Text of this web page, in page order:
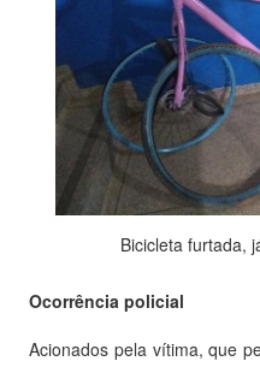
Bicicleta furtada,
Ocorrência policial
Acionados pela vítima, que